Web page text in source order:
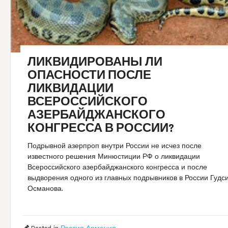
ЛИКВИДИРОВАНЫ ЛИ
ОПАСНОСТИ ПОСЛЕ
ЛИКВИДАЦИИ
ВСЕРОССИЙСКОГО
АЗЕРБАЙДЖАНСКОГО
КОНГРЕССА В РОССИИ?
Подрывной азерпроп внутри России не исчез после
известного решения Минюстиции РФ о ликвидации
Всероссийского азербайджанского конгресса и после
выдворения одного из главных подрывников в России
Османова.